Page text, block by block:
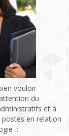
vouloir
du
et à
en relation
: